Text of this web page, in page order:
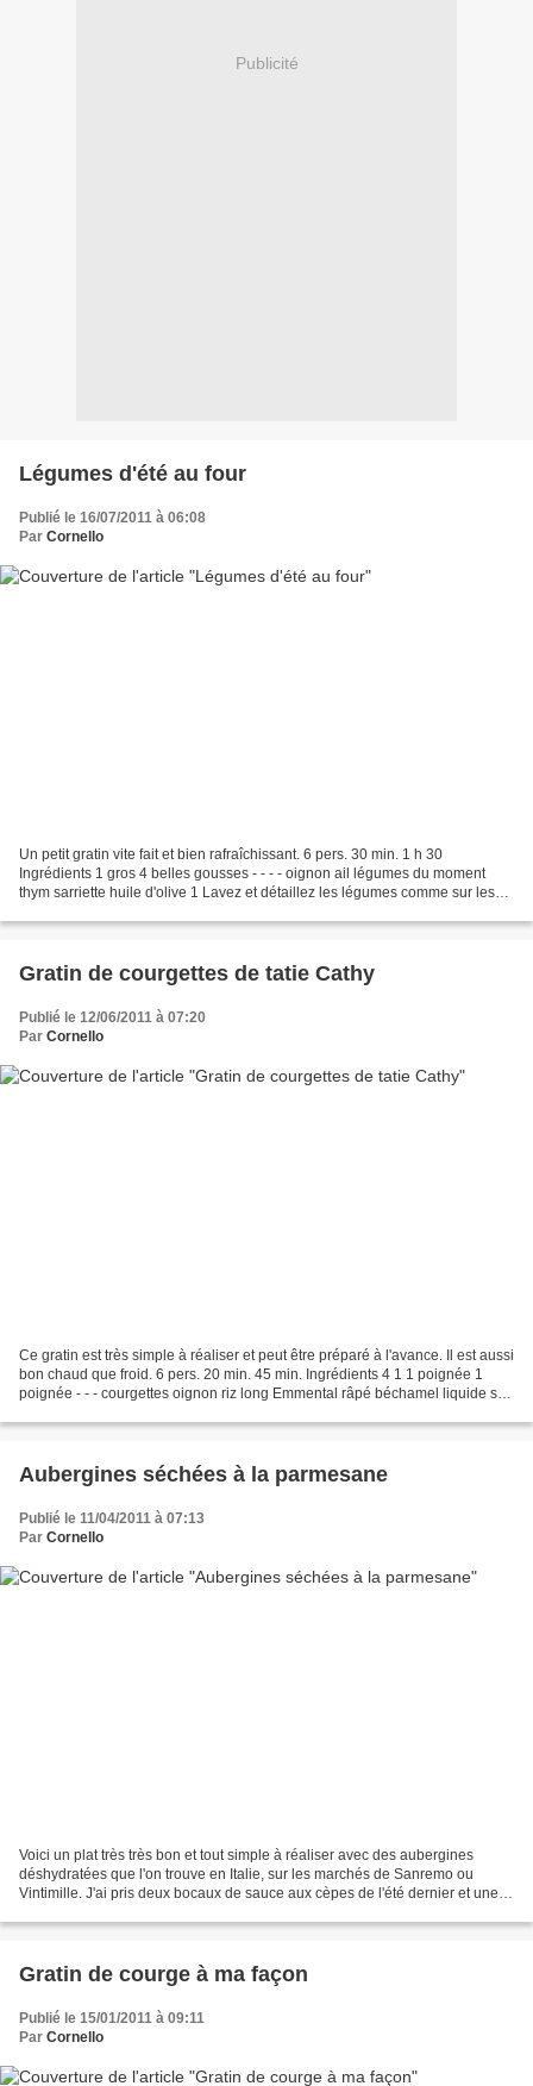
Publicité
Légumes d'été au four
Publié le 16/07/2011 à 06:08
Par Cornello
Un petit gratin vite fait et bien rafraîchissant. 6 pers. 30 min. 1 h 30
Ingrédients 1 gros 4 belles gousses - - - - oignon ail légumes du moment
thym sarriette huile d'olive 1 Lavez et détaillez les légumes comme sur les
Gratin de courgettes de tatie Cathy
Publié le 12/06/2011 à 07:20
Par Cornello
Ce gratin est très simple à réaliser et peut être préparé à l'avance. Il est aussi
bon chaud que froid. 6 pers. 20 min. 45 min. Ingrédients 4 1 1 poignée 1
poignée - - - courgettes oignon riz long Emmental râpé béchamel liquide sel
Aubergines séchées à la parmesane
Publié le 11/04/2011 à 07:13
Par Cornello
Voici un plat très très bon et tout simple à réaliser avec des aubergines
déshydratées que l'on trouve en Italie, sur les marchés de Sanremo ou
Vintimille. J'ai pris deux bocaux de sauce aux cèpes de l'été dernier et une
Gratin de courge à ma façon
Publié le 15/01/2011 à 09:11
Par Cornello